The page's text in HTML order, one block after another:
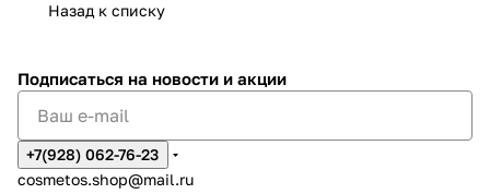
Назад к списку
Подписаться на новости и акции
+7(928) 062-76-23
cosmetos.shop@mail.ru